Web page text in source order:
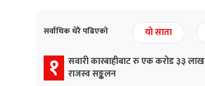
सर्वाधिक धेरै पढिएको यो साता
१
सवारी कारबाहीबाट रु एक करोड ३३ लाख
राजस्व सङ्कलन